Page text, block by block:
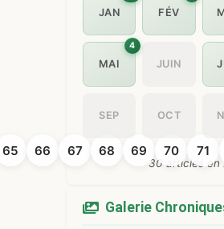
65 66 67 68 69 70 71
JAN FÉV
MAI
4
JUIN
SEP OCT
30 articles en
Galerie